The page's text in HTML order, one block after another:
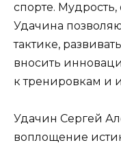
спорте. Мудрость,
Удачина
тактике,
вносить
к тренировкам и
Удачин Сергей
воплощение